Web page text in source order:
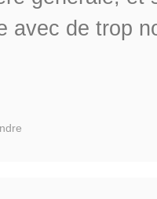
avec de trop